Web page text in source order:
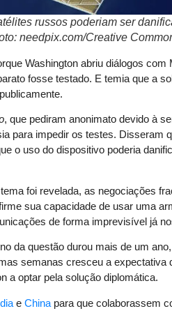
russos poderiam ser
needpix.com/Creative
Washington abriu diálogos
fosse testado. E temia que a
, que pediram anonimato devido à
para impedir os testes. Disseram
o uso do dispositivo poderia
foi revelada, as negociações
sua capacidade de usar uma
de forma imprevisível já
da questão durou mais de um
semanas cresceu a expectativa
a optar pela solução diplomática.
e China para que colaborassem